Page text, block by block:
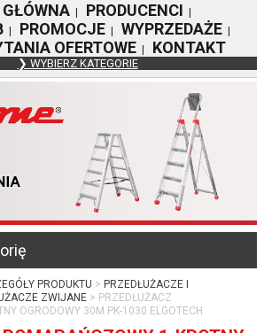
PRODUCENCI
| PROMOCJE| WYPRZEDAŻE|
OFERTOWE| KONTAKT
❯ WYBIERZ KATEGORIE
PRODUKTU
PRZEDŁUŻACZE I
ZWIJANE
PRZEDŁUŻACZ
OGRODOWY 30M PK-1030 ELGOTECH